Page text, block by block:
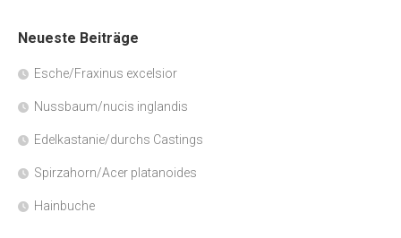
Neueste Beiträge
Esche/Fraxinus excelsior
Nussbaum/nucis inglandis
Edelkastanie/durchs Castings
Spirzahorn/Acer platanoides
Hainbuche